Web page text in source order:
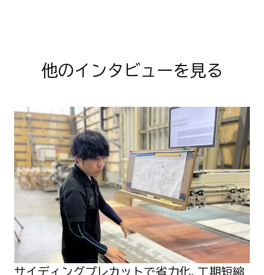
他のインタビューを見る
サ
デ
ィ
ン
グ
プ
レ
カ
ッ
ト
で
省
力
化
工